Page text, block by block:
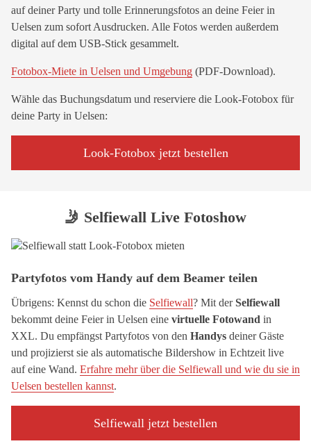
auf deiner Party und tolle Erinnerungsfotos an deine Feier in
Uelsen zum sofort Ausdrucken. Alle Fotos werden außerdem
digital auf dem USB-Stick gesammelt.
Fotobox-Miete in Uelsen und Umgebung (PDF-Download).
Wähle das Buchungsdatum und reserviere die Look-Fotobox für
deine Party in Uelsen:
Look-Fotobox jetzt bestellen
🤳 Selfiewall Live Fotoshow
Partyfotos vom Handy auf dem Beamer teilen
Übrigens: Kennst du schon die Selfiewall? Mit derSelfiewall
bekommt deine Feier in Uelsen eine virtuelle Fotowand in
XXL. Du empfängst Partyfotos von den Handys deiner Gäste
und projizierst sie als automatische Bildershow in Echtzeit live
auf eine Wand. Erfahre mehr über die Selfiewall und wie du sie in
Uelsen bestellen kannst.
Selfiewall jetzt bestellen